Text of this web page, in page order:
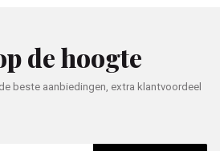
de hoogte
beste aanbiedingen, extra klantvoordeel